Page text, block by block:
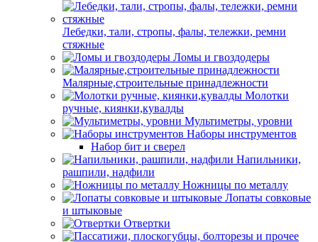
Лебедки, тали, стропы, фалы, тележки, ремни
стяжные
Ломы и гвоздодеры
Малярные,строительные принадлежности
Молотки
ручные, киянки,кувалды
Мультиметры, уровни
Наборы инструментов
Набор бит и сверел
Напильники,
рашпили, надфили
Ножницы по металлу
Лопаты совковые
и штыковые
Отвертки